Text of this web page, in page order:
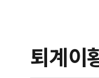
퇴계이